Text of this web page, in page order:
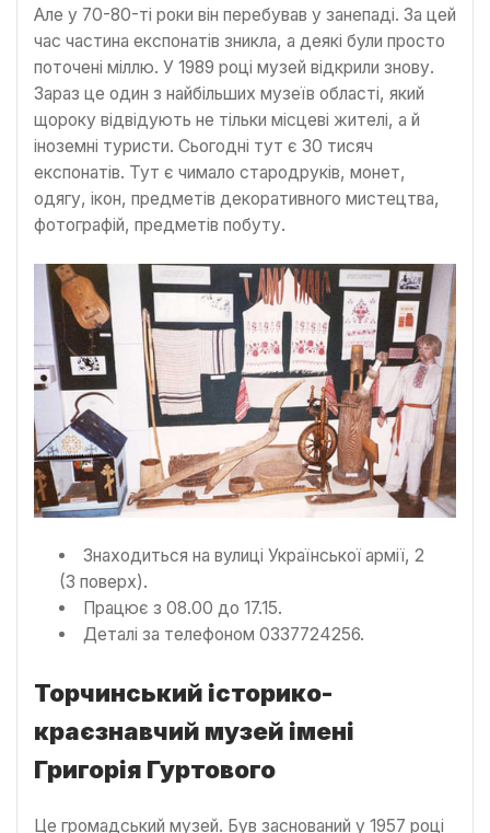
Але у 70-80-ті роки він перебував у занепаді. За цей
час частина експонатів зникла, а деякі були просто
поточені міллю. У 1989 році музей відкрили знову.
Зараз це один з найбільших музеїв області, який
щороку відвідують не тільки місцеві жителі, а й
іноземні туристи. Сьогодні тут є 30 тисяч
експонатів. Тут є чимало стародруків, монет,
одягу, ікон, предметів декоративного мистецтва,
фотографій, предметів побуту.
Знаходиться на вулиці Української армії, 2
(3 поверх).
Працює з 08.00 до 17.15.
Деталі за телефоном 0337724256.
Торчинський історико-
краєзнавчий музей імені
Григорія Гуртового
Це громадський музей. Був заснований у 1957 році